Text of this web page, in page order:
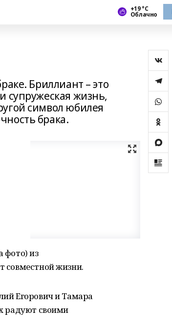
+19 °С
Облачно
Бриллиант – это
супружеская жизнь,
символ юбилея
брака.
фото) из
совместной жизни.
Егорович и Тамара
радуют своими